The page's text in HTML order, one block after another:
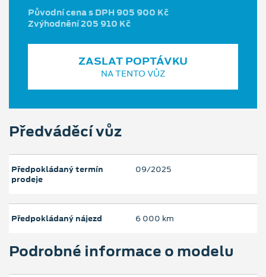
Původní cena s DPH 905 900 Kč
Zvýhodnění 205 910 Kč
ZASLAT POPTÁVKU
NA TENTO VŮZ
Předváděcí vůz
Předpokládaný termín
prodeje
09/2025
Předpokládaný nájezd 6 000 km
Podrobné informace o modelu